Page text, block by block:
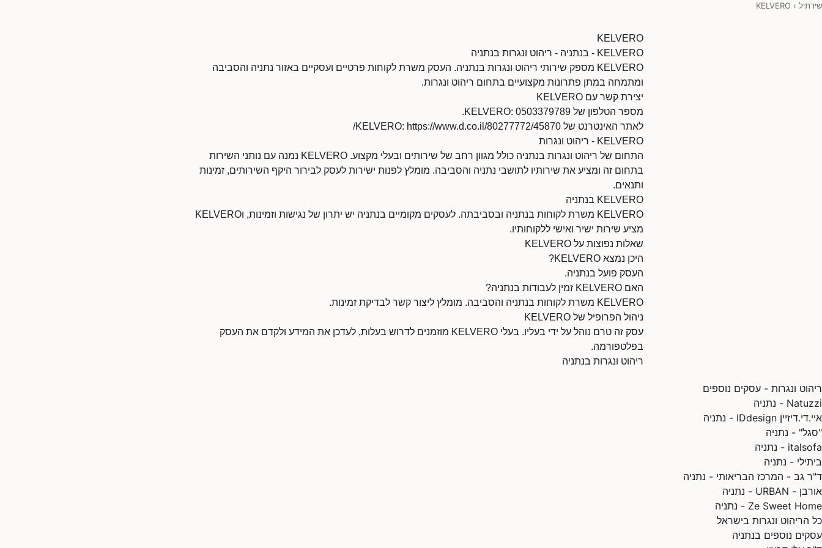
שירתיל ›
KELVERO
KELVERO
KELVERO - בנתניה - ריהוט ונגרות בנתניה
KELVERO מספק שירותי ריהוט ונגרות בנתניה. העסק משרת לקוחות פרטיים ועסקיים באזור נתניה והסביבה
ומתמחה במתן פתרונות מקצועיים בתחום ריהוט ונגרות.
יצירת קשר עם KELVERO
מספר הטלפון של KELVERO: 0503379789.
לאתר האינטרנט של KELVERO: https://www.d.co.il/80277772/45870/
KELVERO - ריהוט ונגרות
התחום של ריהוט ונגרות בנתניה כולל מגוון רחב של שירותים ובעלי מקצוע. KELVERO נמנה עם נותני השירות
בתחום זה ומציע את שירותיו לתושבי נתניה והסביבה. מומלץ לפנות ישירות לעסק לבירור היקף השירותים, זמינות
ותנאים.
KELVERO בנתניה
KELVERO משרת לקוחות בנתניה ובסביבתה. לעסקים מקומיים בנתניה יש יתרון של נגישות וזמינות, וKELVERO
מציע שירות ישיר ואישי ללקוחותיו.
שאלות נפוצות על KELVERO
היכן נמצא KELVERO?
העסק פועל בנתניה.
האם KELVERO זמין לעבודות בנתניה?
KELVERO משרת לקוחות בנתניה והסביבה. מומלץ ליצור קשר לבדיקת זמינות.
ניהול הפרופיל של KELVERO
עסק זה טרם נוהל על ידי בעליו. בעלי KELVERO מוזמנים לדרוש בעלות, לעדכן את המידע ולקדם את העסק
בפלטפורמה.
ריהוט ונגרות בנתניה
ריהוט ונגרות - עסקים נוספים
Natuzzi - נתניה
איי.די.דיזיין IDdesign - נתניה
"סגל" - נתניה
italsofa - נתניה
ביתילי - נתניה
ד"ר גב - המרכז הבריאותי - נתניה
אורבן - URBAN - נתניה
Ze Sweet Home - נתניה
כל הריהוט ונגרות בישראל
עסקים נוספים בנתניה